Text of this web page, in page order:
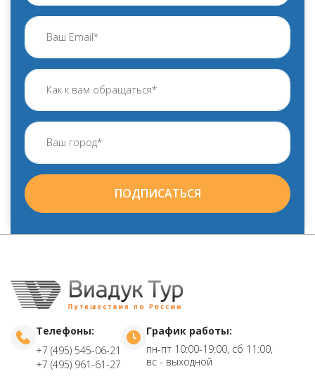
ПОДПИСАТЬСЯ
Телефоны:
+7 (495) 545-06-21
+7 (495) 961-61-27
График работы:
пн-пт 10:00-19:00, сб 11:00,
вс - выходной